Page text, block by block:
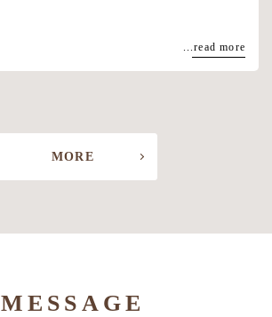
...read more
MORE
MESSAGE